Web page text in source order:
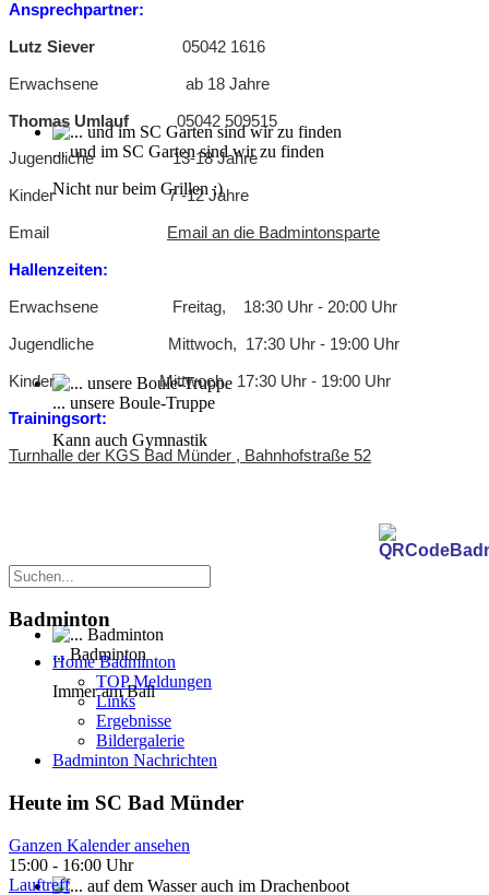
... und im SC Garten sind wir zu finden
Nicht nur beim Grillen ;)
... unsere Boule-Truppe
Kann auch Gymnastik
... Badminton
Immer am Ball
Ansprechpartner:
Lutz Siever 05042 1616
Erwachsene ab 18 Jahre
Thomas Umlauf 05042 509515
Jugendliche 13-18 Jahre
Kinder 7 -12 Jahre
Email Email an die Badmintonsparte
Hallenzeiten:
Erwachsene Freitag, 18:30 Uhr - 20:00 Uhr
Jugendliche Mittwoch, 17:30 Uhr - 19:00 Uhr
Kinder Mittwoch, 17:30 Uhr - 19:00 Uhr
Trainingsort:
Turnhalle der KGS Bad Münder , Bahnhofstraße 52
Badminton
Home Badminton
TOP Meldungen
Links
Ergebnisse
Bildergalerie
Badminton Nachrichten
Heute im SC Bad Münder
Ganzen Kalender ansehen
15:00 - 16:00 Uhr
Lauftreff